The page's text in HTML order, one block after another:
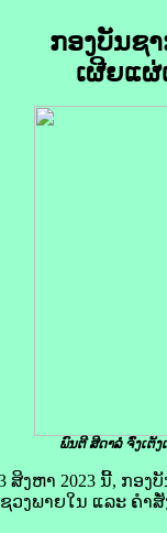
ກອງບັນຊ
ເຜີຍແຜ່
ພົນຕີ ສີດາລໍ່ ຈົ່ງເຕັ
ສິງຫາ 2023 ນີ້, ກອ
ວງພາຍໃນ ແລະ ຄໍາສັ່